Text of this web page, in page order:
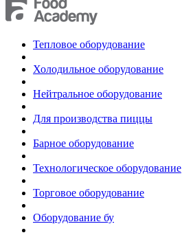
Тепловое оборудование
Холодильное оборудование
Нейтральное оборудование
Для производства пиццы
Барное оборудование
Технологическое оборудование
Торговое оборудование
Оборудование бу